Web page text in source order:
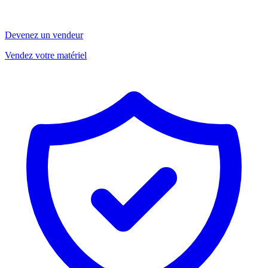
Devenez un vendeur
Vendez votre matériel